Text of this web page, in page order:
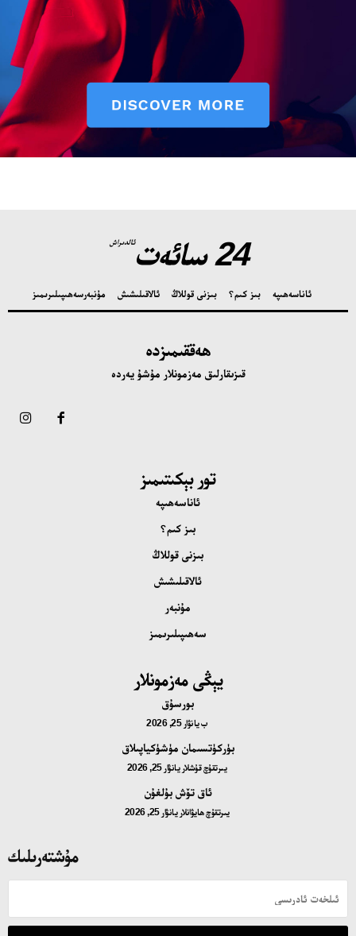
24 سائەت ئالدىراش
ئاناسەھىپە بىز كىم؟ بىزنى قوللاڭ ئالاقىلىشىش مۇنبەرسەھىپىلىرىمىز
ھەققىمىزدە
قىزىقارلىق مەزمونلار مۇشۇ يەردە
تور بېكىتىمىز
ئاناسەھىپە
بىز كىم؟
بىزنى قوللاڭ
ئالاقىلىشىش
مۇنبەر
سەھىپىلىرىمىز
يېڭى مەزمونلار
بورسۇق
بيانۋار 25, 2026
بۈركۈتسىمان مۈشۈكياپىلاق
يىرتقۇچ قۇشلار يانۋار 25, 2026
ئاق تۆش بۇلغۇن
يىرتقۇچ ھايۋانلار يانۋار 25, 2026
مۇشتەرىلىك